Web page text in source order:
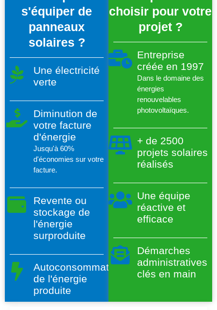
s'équiper de
panneaux
solaires ?
Une électricité
verte
Diminution de
votre facture
d'énergie
Jusqu'à 60%
d'économies sur votre
facture.
Revente ou
stockage de
l'énergie
surproduite
Autoconsommation
de l'énergie
produite
choisir pour votre
projet ?
Entreprise
créée en 1997
Dans le domaine des
énergies
renouvelables
photovoltaïques.
+ de 2500
projets solaires
réalisés
Une équipe
réactive et
efficace
Démarches
administratives
clés en main